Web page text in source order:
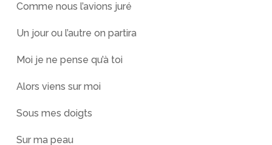
Comme nous l’avions juré
Un jour ou l’autre on partira
Moi je ne pense qu’à toi
Alors viens sur moi
Sous mes doigts
Sur ma peau